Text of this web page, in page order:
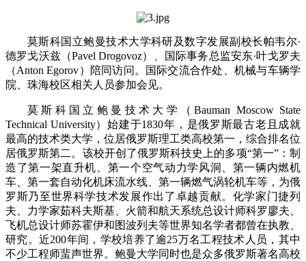
莫斯科国立鲍曼技术大学科研及数字发展副校长帕韦尔·
德罗戈沃兹（Pavel Drogovoz）、国际事务总监安东·叶戈罗夫
（Anton Egorov）陪同访问。国际交流合作处、机械与车辆学
院、珠海校区相关人员参加会见。
莫斯科国立鲍曼技术大学（Bauman Moscow State
Technical University）始建于1830年，是俄罗斯最古老且成就
最高的技术类大学，位居俄罗斯理工类高校第一，综合排名位
居俄罗斯第二。该校开创了俄罗斯科技史上的多项“第一”：制
造了第一架直升机、第一个空气动力学风洞、第一辆内燃机
车、第一套自动化机床流水线、第一辆燃气涡轮机车等，为俄
罗斯乃至世界科学技术发展作出了卓越贡献。化学家门捷列
夫、力学家茹科夫斯基、火箭和航天系统总设计师科罗廖夫、
飞机总设计师苏霍伊和图波列夫等世界知名学者都曾在执教、
研究。近200年间，学校培养了逾25万名工程技术人员，其中
不少工程师蜚声世界。鲍曼大学同时也是众多俄罗斯著名高校